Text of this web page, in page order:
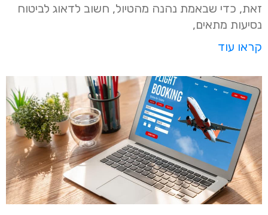
זאת, כדי שבאמת נהנה מהטיול, חשוב לדאוג לביטוח
נסיעות מתאים,
קראו עוד